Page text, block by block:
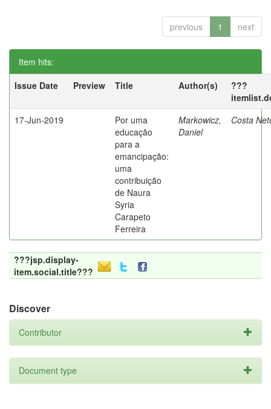
previous 1 next
Item hits:
Issue Date
Preview Title Author(s)
???
17-Jun-2019
Por uma
educação
para a
emancipação:
uma
contribuição
de Naura
Syria
Carapeto
Ferreira
Markowicz,
Daniel
Costa
???jsp.display-
item.social.title???
Discover
Contributor
Document type